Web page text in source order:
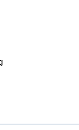
drift
& drift